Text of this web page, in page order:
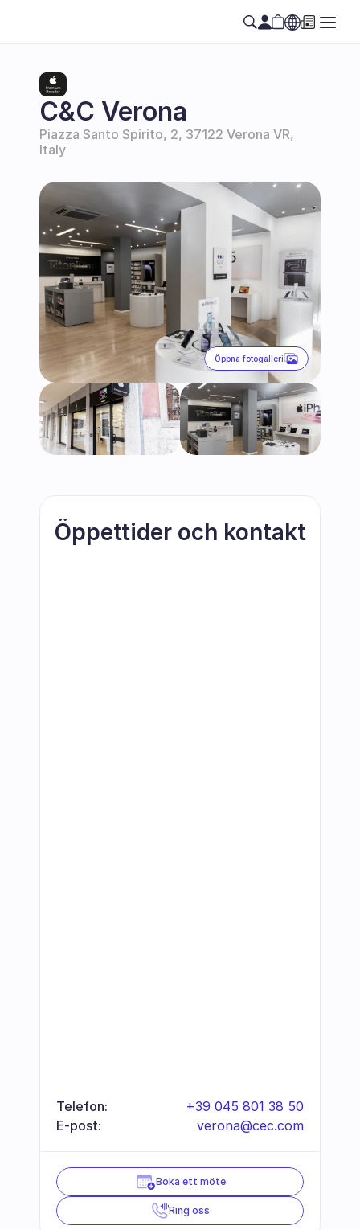
SE
C&C Verona
Piazza Santo Spirito, 2, 37122 Verona VR,
Italy
Öppna fotogalleri
Öppettider och kontakt
Telefon:
+39 045 801 38 50
E-post:
verona@cec.com
Boka ett möte
Ring oss